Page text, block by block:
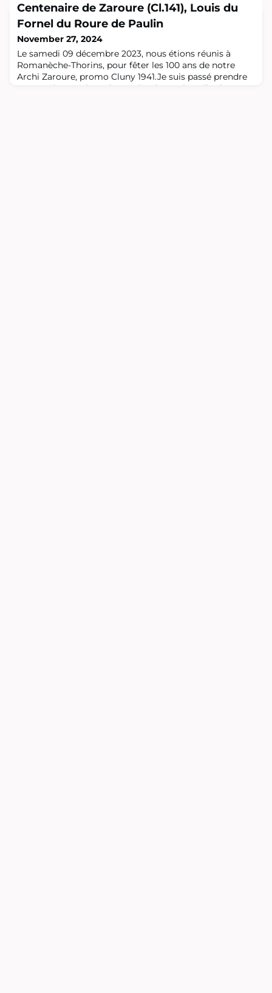
Bourgogne !La rando vélo reliant Chalons à Cluny est
programmée le week-end de l’ascension 2025, soit du
29 mai au 1 er juin.Si tu souhaites être des nôtres, merci
de remplir avant le 15 décem
Centenaire de Zaroure (Cl.141), Louis du
Fornel du Roure de Paulin
November 27, 2024
Le samedi 09 décembre 2023, nous étions réunis à
Romanèche-Thorins, pour fêter les 100 ans de notre
Archi Zaroure, promo Cluny 1941.Je suis passé prendre
Zaroure à sa maison de retraite de La Chapelle-de-